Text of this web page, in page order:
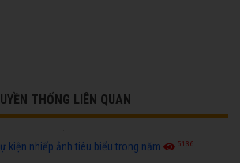
THỐNG LIÊN QUAN
kiện nhiếp ảnh tiêu biểu trong năm 5136